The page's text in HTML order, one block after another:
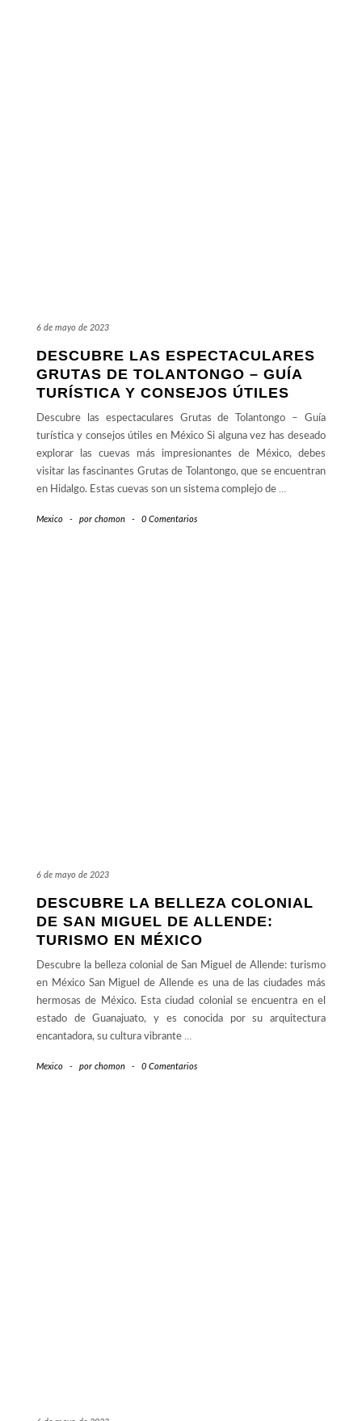
6 de mayo de 2023
DESCUBRE LAS ESPECTACULARES
GRUTAS DE TOLANTONGO – GUÍA
TURÍSTICA Y CONSEJOS ÚTILES
Descubre las espectaculares Grutas de Tolantongo – Guía
turística y consejos útiles en México Si alguna vez has deseado
explorar las cuevas más impresionantes de México, debes
visitar las fascinantes Grutas de Tolantongo, que se encuentran
en Hidalgo. Estas cuevas son un sistema complejo de …
Mexico - por chomon - 0 Comentarios
6 de mayo de 2023
DESCUBRE LA BELLEZA COLONIAL
DE SAN MIGUEL DE ALLENDE:
TURISMO EN MÉXICO
Descubre la belleza colonial de San Miguel de Allende: turismo
en México San Miguel de Allende es una de las ciudades más
hermosas de México. Esta ciudad colonial se encuentra en el
estado de Guanajuato, y es conocida por su arquitectura
encantadora, su cultura vibrante …
Mexico - por chomon - 0 Comentarios